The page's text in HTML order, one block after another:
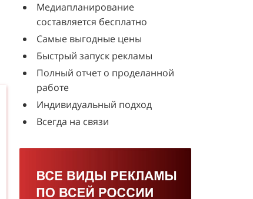
Медиапланирование
составляется бесплатно
Самые выгодные цены
Быстрый запуск рекламы
Полный отчет о проделанной
работе
Индивидуальный подход
Всегда на связи